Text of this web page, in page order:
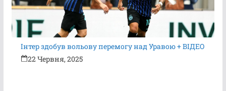
Інтер здобув вольову перемогу над Уравою + ВІДЕО
22 Червня, 2025